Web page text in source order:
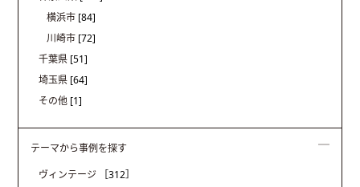
横浜市 [84]
川崎市 [72]
千葉県 [51]
埼玉県 [64]
その他 [1]
テーマから事例を探す
ヴィンテージ
［312］